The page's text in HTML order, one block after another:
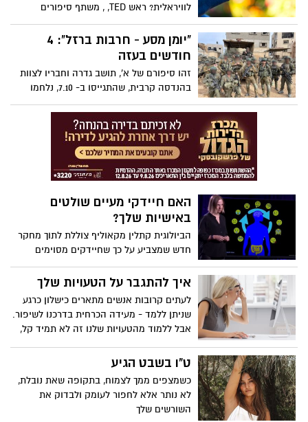
לוויראלית? ראש TED, , משתף סיפורים
טרנספורמטיביים מרחבי העולם, מתאר מדוע
הגיע הזמן שהאינטרנט יבין את כוחו להטעין
מעשי חסד קטנים, לשנות חיים בקנה מידה
נדיב - עם או בלי לתת כסף - וקבלו השראה
עם כלים להגברת ההשפעה שלכם. "תהיו
אמיצים. תנו מה שאתם יכולים, ואז תהיו
מופתעים לחלוטין ממה שקורה אחר כך",
אומר אנדרסון.
"יומן מסע - חרבות ברזל": 4
חודשים בעזה
זהו סיפורם של א', תושב גדרה וחבריו לצוות
בהנדסה קרבית, שהתגייסו ב- 7.10, נלחמו
במשך 4 חודשים ברצועת עזה, מתוכם
חודשיים בח'אן יונס והשתחררו בימים אלו.
בלוג אישי שמתאר מציאות יומיומית מורכבת,
אירועים מטלטלים וחברים שלא יחזרו. שמות
הלוחמים שונו. חלק קטן מהאירועים מובא
לפניכם על קצה המזלג. צפו בתמונות שצולמו
האם חיידקי מעיים שולטים
באישיות שלך?
הביולוגית קתלין מקאוליף צוללת לתוך מחקר
חדש שמצביע על כך שחיידקים מסוימים
במעיים שלך יכולים להשפיע על חלקים
עיקריים של מי שאתה, מהאישיות שלך ועד
האופן שבו המדע המתפתח הזה יכול לשנות
את האופן שבו אנו מטפלים במחלות - וגלה
את ההשפעה של האיפור המיקרוביאלי
הפנימי שלך על מצב הרוח, המשקל שלך ועוד.
איך להתגבר על הטעויות שלך
לעתים קרובות אנשים מתארים כישלון כרגע
שניתן ללמד - מעידה הכרחית בדרכנו לשיפור.
אבל ללמוד מהטעויות שלנו זה לא תמיד קל,
עצבנות, מכריעים או פשוט מבלבלים. אז מה
לשליטה? חקור את המכשולים הגדולים ביותר
של למידה מכישלון, וכיצד לטפח חשיבה
צמיחה. בימוי לואיז סטוקלר, קריינות של
ט"ו בשבט הגיע
כשמצפים ממך לצמוח, בתקופה שאת נובלת,
לא נותר אלא לחפור לעומק ולבדוק את
השורשים שלך